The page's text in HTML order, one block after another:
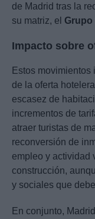
de Madrid tras la
su matriz, el Grupo
Impacto sobre
Estos
de la oferta
escasez de
incrementos de
atraer turistas de
reconversión de
empleo y actividad
construcción,
y sociales que
En conjunto,